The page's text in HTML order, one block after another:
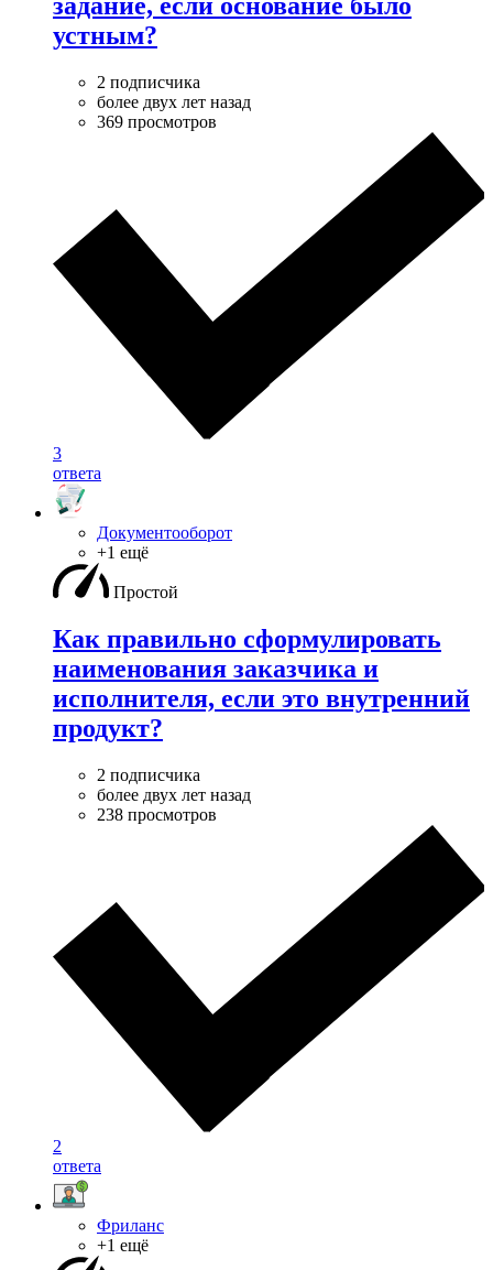
задание, если основание было
устным?
2 подписчика
более двух лет назад
369 просмотров
3
ответа
Документооборот
+1 ещё
Простой
Как правильно сформулировать
наименования заказчика и
исполнителя, если это внутренний
продукт?
2 подписчика
более двух лет назад
238 просмотров
2
ответа
Фриланс
+1 ещё